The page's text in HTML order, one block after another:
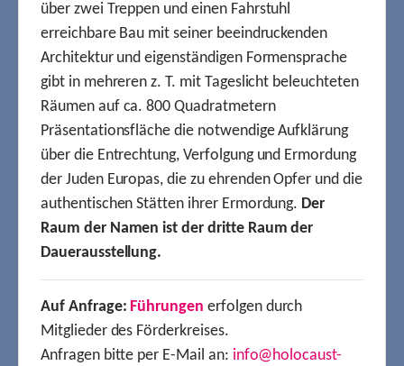
über zwei Treppen und einen Fahrstuhl
erreichbare Bau mit seiner beeindruckenden
Architektur und eigenständigen Formensprache
gibt in mehreren z. T. mit Tageslicht beleuchteten
Räumen auf ca. 800 Quadratmetern
Präsentationsfläche die notwendige Aufklärung
über die Entrechtung, Verfolgung und Ermordung
der Juden Europas, die zu ehrenden Opfer und die
authentischen Stätten ihrer Ermordung. Der
Raum der Namen ist der dritte Raum der
Dauerausstellung.
Auf Anfrage: Führungen erfolgen durch
Mitglieder des Förderkreises.
Anfragen bitte per E-Mail an: info@holocaust-